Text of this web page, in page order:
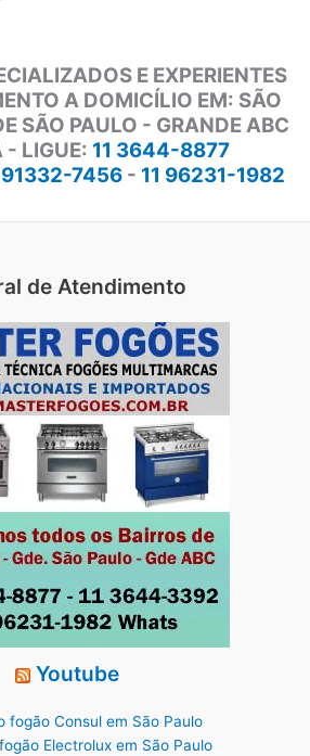
E EXPERIENTES
A DOMICÍLIO EM: SÃO
SÃO PAULO - GRANDE ABC
- LIGUE: 11 3644-8877
91332-7456- 11 96231-1982
de Atendimento
Youtube
fogão Consul em São Paulo
Electrolux em São Paulo